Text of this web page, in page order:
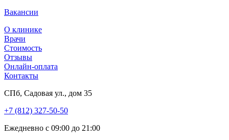
Вакансии
О клинике
Врачи
Стоимость
Отзывы
Онлайн-оплата
Контакты
СПб, Садовая ул., дом 35
+7 (812) 327-50-50
Ежедневно с 09:00 до 21:00